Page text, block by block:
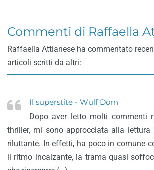
Commenti di Raffaella
Raffaella Attianese ha commentato
articoli scritti da altri:
Il superstite - Wulf Dorn
Dopo aver letto molti commenti
thriller, mi sono approcciata alla
riluttante. In effetti, ha poco in comune
il ritmo incalzante, la trama quasi